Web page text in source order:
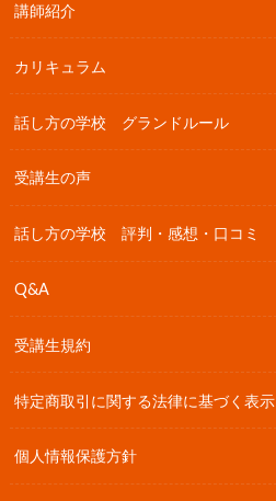
講師紹介
カリキュラム
話し方の学校 グランドルール
受講生の声
話し方の学校 評判・感想・口コミ
Q&A
受講生規約
特定商取引に関する法律に基づく表示
個人情報保護方針